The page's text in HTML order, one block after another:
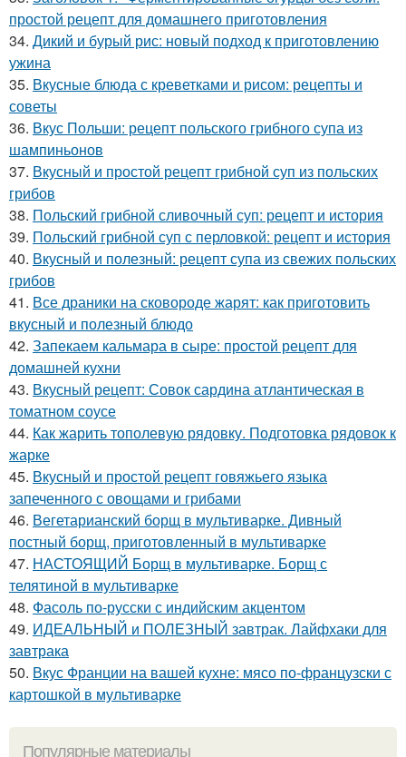
простой рецепт для домашнего приготовления
34. Дикий и бурый рис: новый подход к приготовлению
ужина
35. Вкусные блюда с креветками и рисом: рецепты и
советы
36. Вкус Польши: рецепт польского грибного супа из
шампиньонов
37. Вкусный и простой рецепт грибной суп из польских
грибов
38. Польский грибной сливочный суп: рецепт и история
39. Польский грибной суп с перловкой: рецепт и история
40. Вкусный и полезный: рецепт супа из свежих польских
грибов
41. Все драники на сковороде жарят: как приготовить
вкусный и полезный блюдо
42. Запекаем кальмара в сыре: простой рецепт для
домашней кухни
43. Вкусный рецепт: Совок сардина атлантическая в
томатном соусе
44. Как жарить тополевую рядовку. Подготовка рядовок к
жарке
45. Вкусный и простой рецепт говяжьего языка
запеченного с овощами и грибами
46. Вегетарианский борщ в мультиварке. Дивный
постный борщ, приготовленный в мультиварке
47. НАСТОЯЩИЙ Борщ в мультиварке. Борщ с
телятиной в мультиварке
48. Фасоль по-русски с индийским акцентом
49. ИДЕАЛЬНЫЙ и ПОЛЕЗНЫЙ завтрак. Лайфхаки для
завтрака
50. Вкус Франции на вашей кухне: мясо по-французски с
картошкой в мультиварке
Популярные материалы